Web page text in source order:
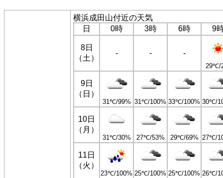
横浜成田山付近の天気
日
0時 3時 6時 9
8日
（土）
- - -
29℃/
9日
（日）
31℃/99% 31℃/100% 33℃/100% 30℃/
10日
（月）
31℃/30% 27℃/53% 29℃/69% 27℃/
11日
（火）
23℃/100% 25℃/100% 25℃/100% 26℃/